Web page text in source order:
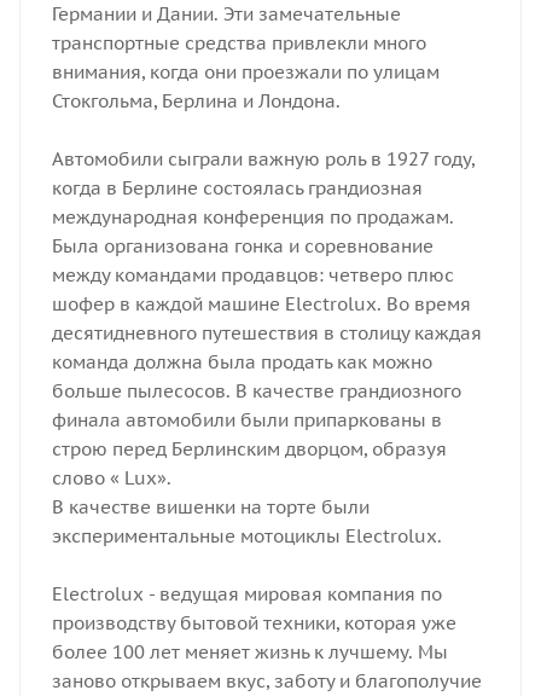
Германии и Дании. Эти замечательные
транспортные средства привлекли много
внимания, когда они проезжали по улицам
Стокгольма, Берлина и Лондона.
Автомобили сыграли важную роль в 1927 году,
когда в Берлине состоялась грандиозная
международная конференция по продажам.
Была организована гонка и соревнование
между командами продавцов: четверо плюс
шофер в каждой машине Electrolux. Во время
десятидневного путешествия в столицу каждая
команда должна была продать как можно
больше пылесосов. В качестве грандиозного
финала автомобили были припаркованы в
строю перед Берлинским дворцом, образуя
слово « Lux».
В качестве вишенки на торте были
экспериментальные мотоциклы Electrolux.
Electrolux - ведущая мировая компания по
производству бытовой техники, которая уже
более 100 лет меняет жизнь к лучшему. Мы
заново открываем вкус, заботу и благополучие